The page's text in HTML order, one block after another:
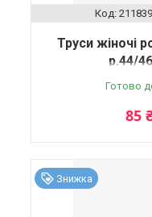
Труси жіночі
р.44/
Готово
85
Знижка